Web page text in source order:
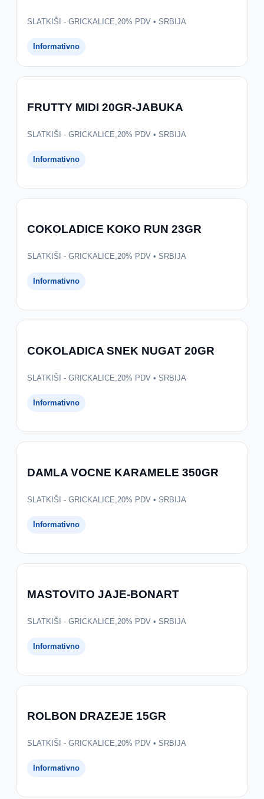
SLATKIŠI - GRICKALICE,20% PDV • SRBIJA
Informativno
FRUTTY MIDI 20GR-JABUKA
SLATKIŠI - GRICKALICE,20% PDV • SRBIJA
Informativno
COKOLADICE KOKO RUN 23GR
SLATKIŠI - GRICKALICE,20% PDV • SRBIJA
Informativno
COKOLADICA SNEK NUGAT 20GR
SLATKIŠI - GRICKALICE,20% PDV • SRBIJA
Informativno
DAMLA VOCNE KARAMELE 350GR
SLATKIŠI - GRICKALICE,20% PDV • SRBIJA
Informativno
MASTOVITO JAJE-BONART
SLATKIŠI - GRICKALICE,20% PDV • SRBIJA
Informativno
ROLBON DRAZEJE 15GR
SLATKIŠI - GRICKALICE,20% PDV • SRBIJA
Informativno